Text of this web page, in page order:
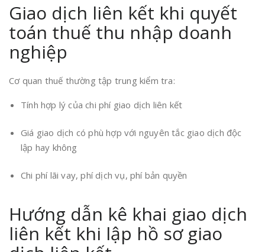
Giao dịch liên kết khi quyết
toán thuế thu nhập doanh
nghiệp
Cơ quan thuế thường tập trung kiểm tra:
Tính hợp lý của chi phí giao dịch liên kết
Giá giao dịch có phù hợp với nguyên tắc giao dịch độc
lập hay không
Chi phí lãi vay, phí dịch vụ, phí bản quyền
Hướng dẫn kê khai giao dịch
liên kết khi lập hồ sơ giao